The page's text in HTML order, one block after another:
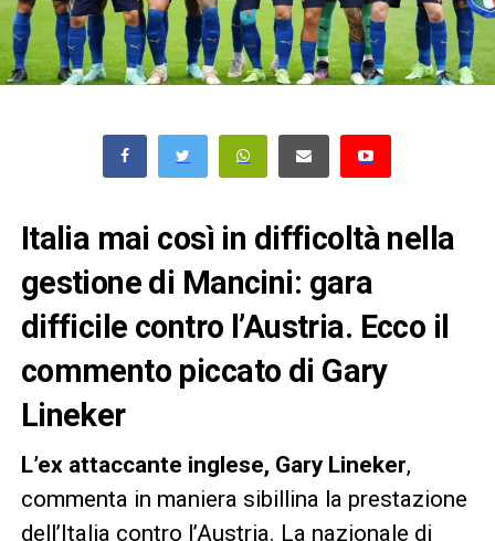
Italia mai così in difficoltà nella
gestione di Mancini: gara
difficile contro l’Austria. Ecco il
commento piccato di Gary
Lineker
L’ex attaccante inglese, Gary Lineker,
commenta in maniera sibillina la prestazione
dell’Italia contro l’Austria. La nazionale di